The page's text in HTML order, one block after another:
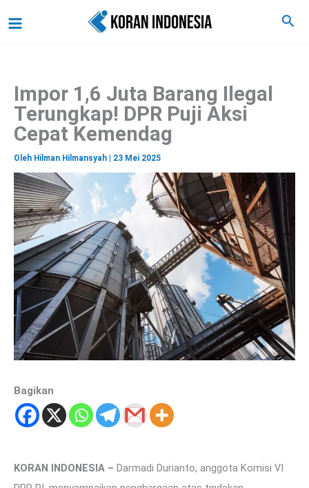
ke
Cari
Impor 1,6 Juta Barang Ilegal
Terungkap! DPR Puji Aksi
Cepat Kemendag
Oleh Hilman Hilmansyah 23 Mei 2025
Bagikan
KORAN INDONESIA – Darmadi Durianto, anggota Komisi VI
a